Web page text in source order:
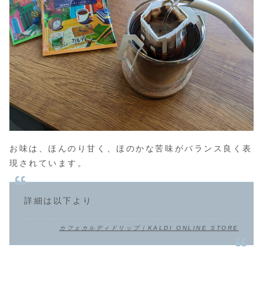
お味は、ほんのり甘く、ほのかな苦味がバランス良く表
現されています。
詳細は以下より
カフェカルディドリップ｜KALDI ONLINE STORE